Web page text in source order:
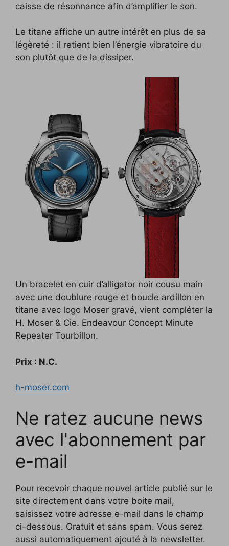
caisse de résonnance afin d’amplifier le son.
Le titane affiche un autre intérêt en plus de sa
légèreté : il retient bien l’énergie vibratoire du
son plutôt que de la dissiper.
Un bracelet en cuir d’alligator noir cousu main
avec une doublure rouge et boucle ardillon en
titane avec logo Moser gravé, vient compléter la
H. Moser & Cie. Endeavour Concept Minute
Repeater Tourbillon.
Prix : N.C.
h-moser.com
Ne ratez aucune news
avec l'abonnement par
e-mail
Pour recevoir chaque nouvel article publié sur le
site directement dans votre boite mail,
saisissez votre adresse e-mail dans le champ
ci-dessous. Gratuit et sans spam. Vous serez
aussi automatiquement ajouté à la newsletter.